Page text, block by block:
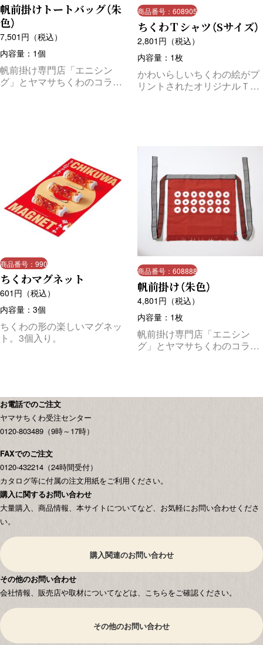
帆前掛けトートバッグ（朱
色）
7,501 円（税込）
内容量：1個
帆前掛け専門店「エニシン
グ」とヤマサちくわのコラボ
商品番号：608905
ちくわＴシャツ（Sサイズ）
2,801 円（税込）
内容量：1枚
かわいらしいちくわの絵がプ
リントされたオリジナルＴ
商品番号：990
ちくわマグネット
601 円（税込）
内容量：3個
ちくわの形の楽しいマグネッ
ト。3個入り。
商品番号：608888
帆前掛け（朱色）
4,801 円（税込）
内容量：1枚
帆前掛け専門店「エニシン
グ」とヤマサちくわのコラボ
お電話でのご注文
ヤマサちくわ受注センター
0120-803489（9時～17時）
FAXでのご注文
0120-432214（24時間受付）
カタログ等に付属の注文用紙をご利用ください。
購入に関するお問い合わせ
大量購入、商品情報、本サイトについてなど、お気軽にお問い合わせくださ
い。
購入関連のお問い合わせ
その他のお問い合わせ
会社情報、販売店や取材についてなどは、こちらをご確認ください。
その他のお問い合わせ